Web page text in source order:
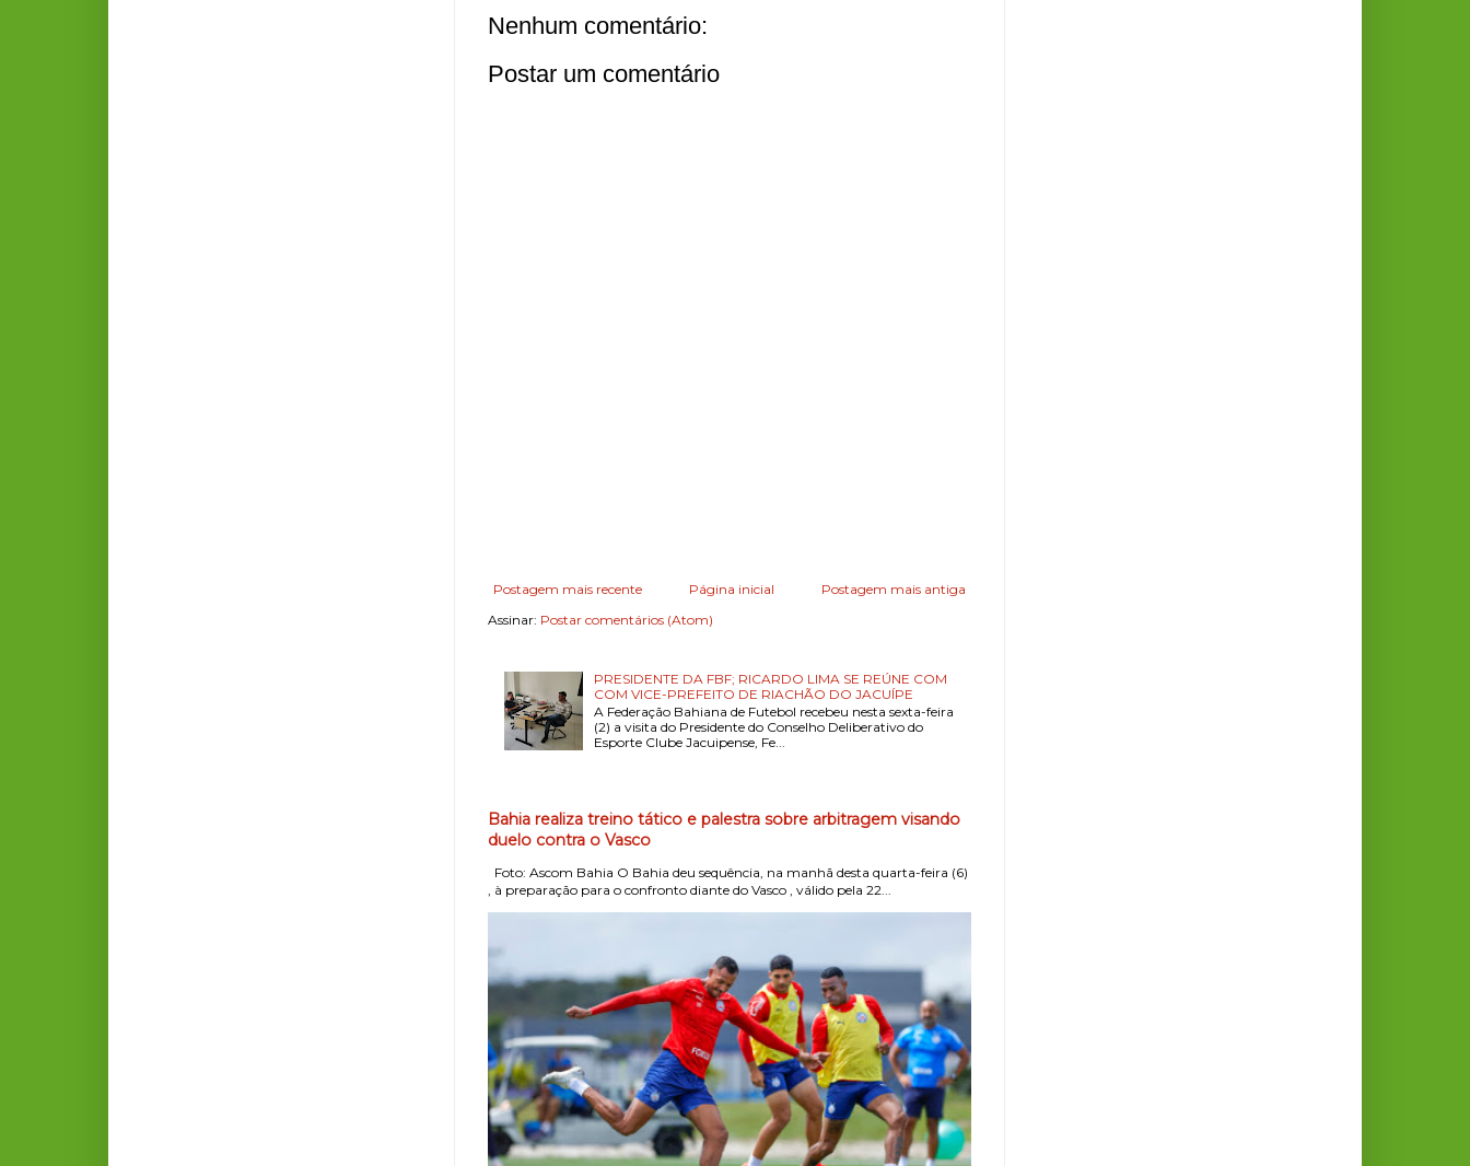
Nenhum comentário:
Postar um comentário
Postagem mais recente Postagem mais antiga
Página inicial
Assinar: Postar comentários (Atom)
PRESIDENTE DA FBF; RICARDO LIMA SE REÚNE COM
COM VICE-PREFEITO DE RIACHÃO DO JACUÍPE
A Federação Bahiana de Futebol recebeu nesta sexta-feira
(2) a visita do Presidente do Conselho Deliberativo do
Esporte Clube Jacuipense, Fe...
Bahia realiza treino tático e palestra sobre arbitragem visando
duelo contra o Vasco
Foto: Ascom Bahia O Bahia deu sequência, na manhã desta quarta-feira (6)
, à preparação para o confronto diante do Vasco , válido pela 22...